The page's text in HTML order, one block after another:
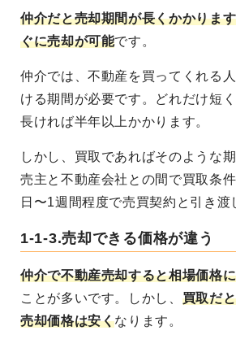
仲介だと売却期間が長くかかりま
ぐに売却が可能です。
仲介では、不動産を買ってくれる
ける期間が必要です。どれだけ短
長ければ半年以上かかります。
しかし、買取であればそのような
売主と不動産会社との間で買取条
日〜1週間程度で売買契約と引き渡
1-1-3.売却できる価格が違う
仲介で不動産売却すると相場価格
ことが多いです。しかし、 買取だ
売却価格は安くなります。